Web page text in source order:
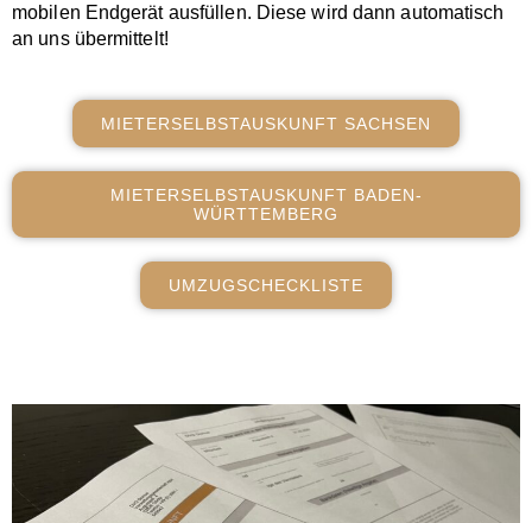
mobilen Endgerät ausfüllen. Diese wird dann automatisch
an uns übermittelt!
MIETERSELBSTAUSKUNFT SACHSEN
MIETERSELBSTAUSKUNFT BADEN-
WÜRTTEMBERG
UMZUGSCHECKLISTE